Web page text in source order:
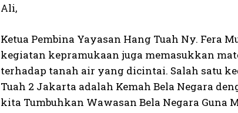
Ali,
Ketua Pembina Yayasan Hang Tuah Ny. Fera
kegiatan kepramukaan juga memasukkan
terhadap tanah air yang dicintai. Salah satu
Tuah 2 Jakarta adalah Kemah Bela Negara
kita Tumbuhkan Wawasan Bela Negara Guna